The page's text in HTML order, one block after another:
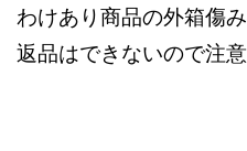
わけあり商品の外箱傷
返品はできないので注